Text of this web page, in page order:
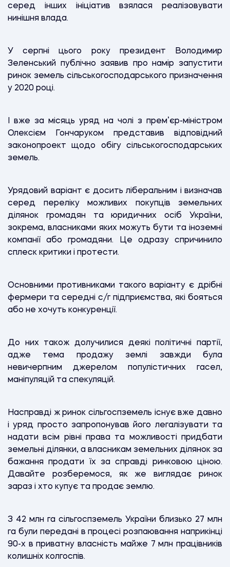
серед інших ініціатив взялася реалізовувати
нинішня влада.
У серпні цього року президент Володимир
Зеленський публічно заявив про намір запустити
ринок земель сільськогосподарського призначення
у 2020 році.
І вже за місяць уряд на чолі з прем’єр-міністром
Олексієм Гончаруком представив відповідний
законопроект щодо обігу сільськогосподарських
земель.
Урядовий варіант є досить ліберальним і визначав
серед переліку можливих покупців земельних
ділянок громадян та юридичних осіб України,
зокрема, власниками яких можуть бути та іноземні
компанії або громадяни. Це одразу спричинило
сплеск критики і протести.
Основними противниками такого варіанту є дрібні
фермери та середні с/г підприємства, які бояться
або не хочуть конкуренції.
До них також долучилися деякі політичні партії,
адже тема продажу землі завжди була
невичерпним джерелом популістичних гасел,
маніпуляцій та спекуляцій.
Насправді ж ринок сільгоспземель існує вже давно
і уряд просто запропонував його легалізувати та
надати всім рівні права та можливості придбати
земельні ділянки, а власникам земельних ділянок за
бажання продати їх за справді ринковою ціною.
Давайте розберемося, як же виглядає ринок
зараз і хто купує та продає землю.
З 42 млн га сільгоспземель України близько 27 млн
га були передані в процесі розпаювання наприкінці
90-х в приватну власність майже 7 млн працівників
колишніх колгоспів.